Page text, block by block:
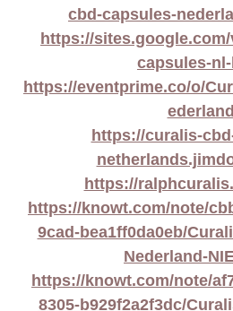
cbd-capsules-
https://
capsules-
https://eventprime.co/o/
ederland
https://curalis-
https://
https://knowt.com/note/
9cad-bea1ff0da0eb/
Nederland-
https://knowt.com/note/
8305-b929f2a2f3dc/